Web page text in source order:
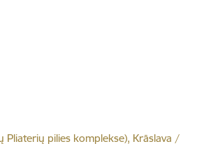
Pliaterių pilies komplekse), Krāslava /